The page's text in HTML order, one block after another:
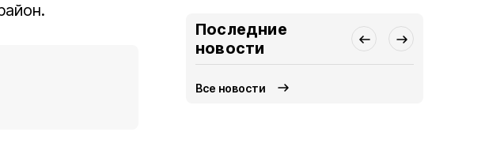
Последние
новости
Все новости